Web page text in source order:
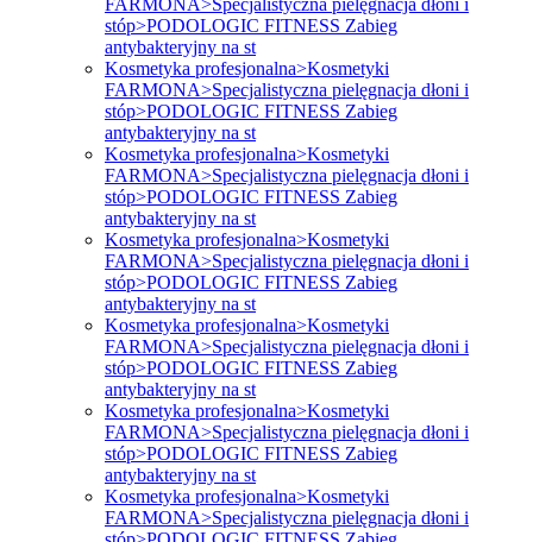
stóp>PODOLOGIC FITNESS Zabieg
antybakteryjny na st
Kosmetyka profesjonalna>Kosmetyki
FARMONA>Specjalistyczna pielęgnacja dłoni i
stóp>PODOLOGIC FITNESS Zabieg
antybakteryjny na st
Kosmetyka profesjonalna>Kosmetyki
FARMONA>Specjalistyczna pielęgnacja dłoni i
stóp>PODOLOGIC FITNESS Zabieg
antybakteryjny na st
Kosmetyka profesjonalna>Kosmetyki
FARMONA>Specjalistyczna pielęgnacja dłoni i
stóp>PODOLOGIC FITNESS Zabieg
antybakteryjny na st
Kosmetyka profesjonalna>Kosmetyki
FARMONA>Specjalistyczna pielęgnacja dłoni i
stóp>PODOLOGIC FITNESS Zabieg
antybakteryjny na st
Kosmetyka profesjonalna>Kosmetyki
FARMONA>Specjalistyczna pielęgnacja dłoni i
stóp>PODOLOGIC FITNESS Zabieg
antybakteryjny na st
Kosmetyka profesjonalna>Kosmetyki
FARMONA>Specjalistyczna pielęgnacja dłoni i